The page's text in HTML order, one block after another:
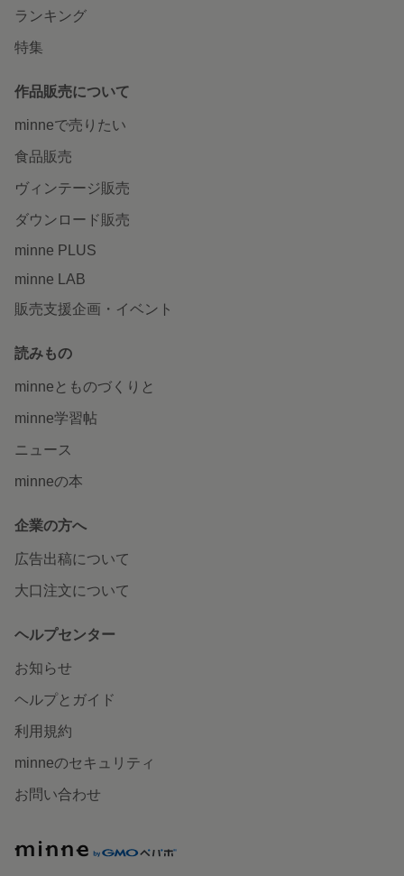
ランキング
特集
作品販売について
minneで売りたい
食品販売
ヴィンテージ販売
ダウンロード販売
minne PLUS
minne LAB
販売支援企画・イベント
読みもの
minneとものづくりと
minne学習帖
ニュース
minneの本
企業の方へ
広告出稿について
大口注文について
ヘルプセンター
お知らせ
ヘルプとガイド
利用規約
minneのセキュリティ
お問い合わせ